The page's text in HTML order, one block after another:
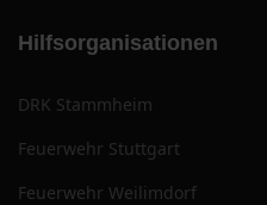
Hilfsorganisationen
DRK Stammheim
Feuerwehr Stuttgart
Feuerwehr Weilimdorf